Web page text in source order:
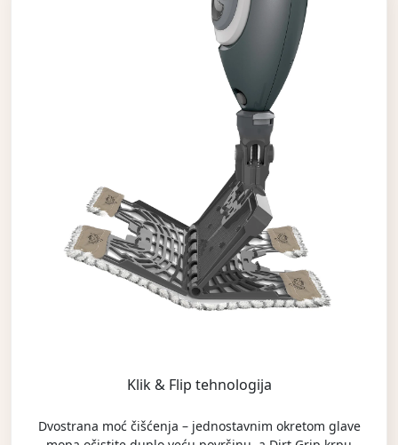
Klik & Flip tehnologija
Dvostrana moć čišćenja – jednostavnim okretom glave